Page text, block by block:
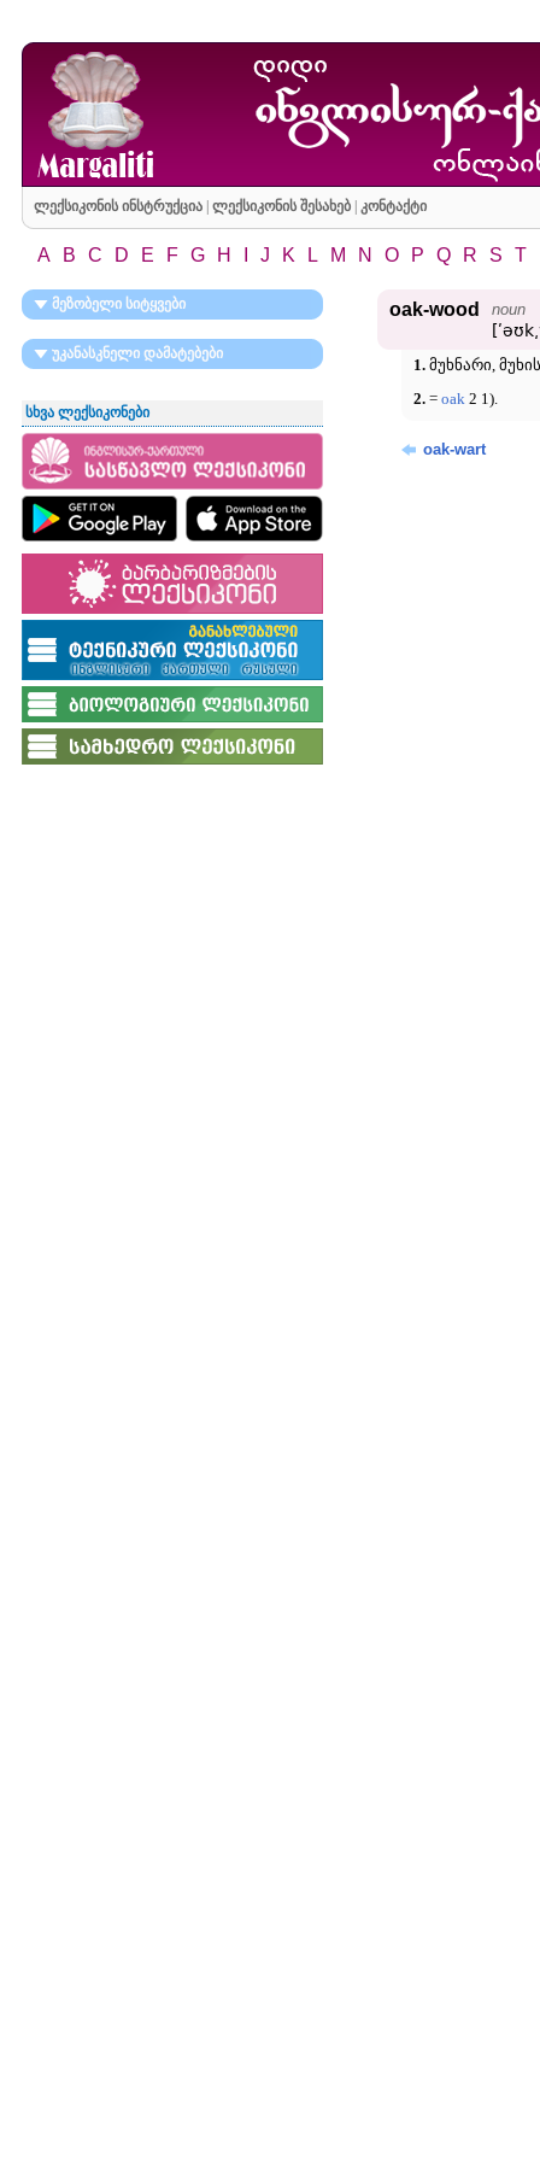
ლექსიკონის ინსტრუქცია| ლექსიკონის შესახებ| კონტაქტი
A B C D E F G H J K L M N O P Q R S T
მეზობელი სიტყვები
უკანასკნელი დამატებები
სხვა ლექსიკონები
oak-wood noun
1.მუხნარი,
2.= oak 2 1).
oak-wart